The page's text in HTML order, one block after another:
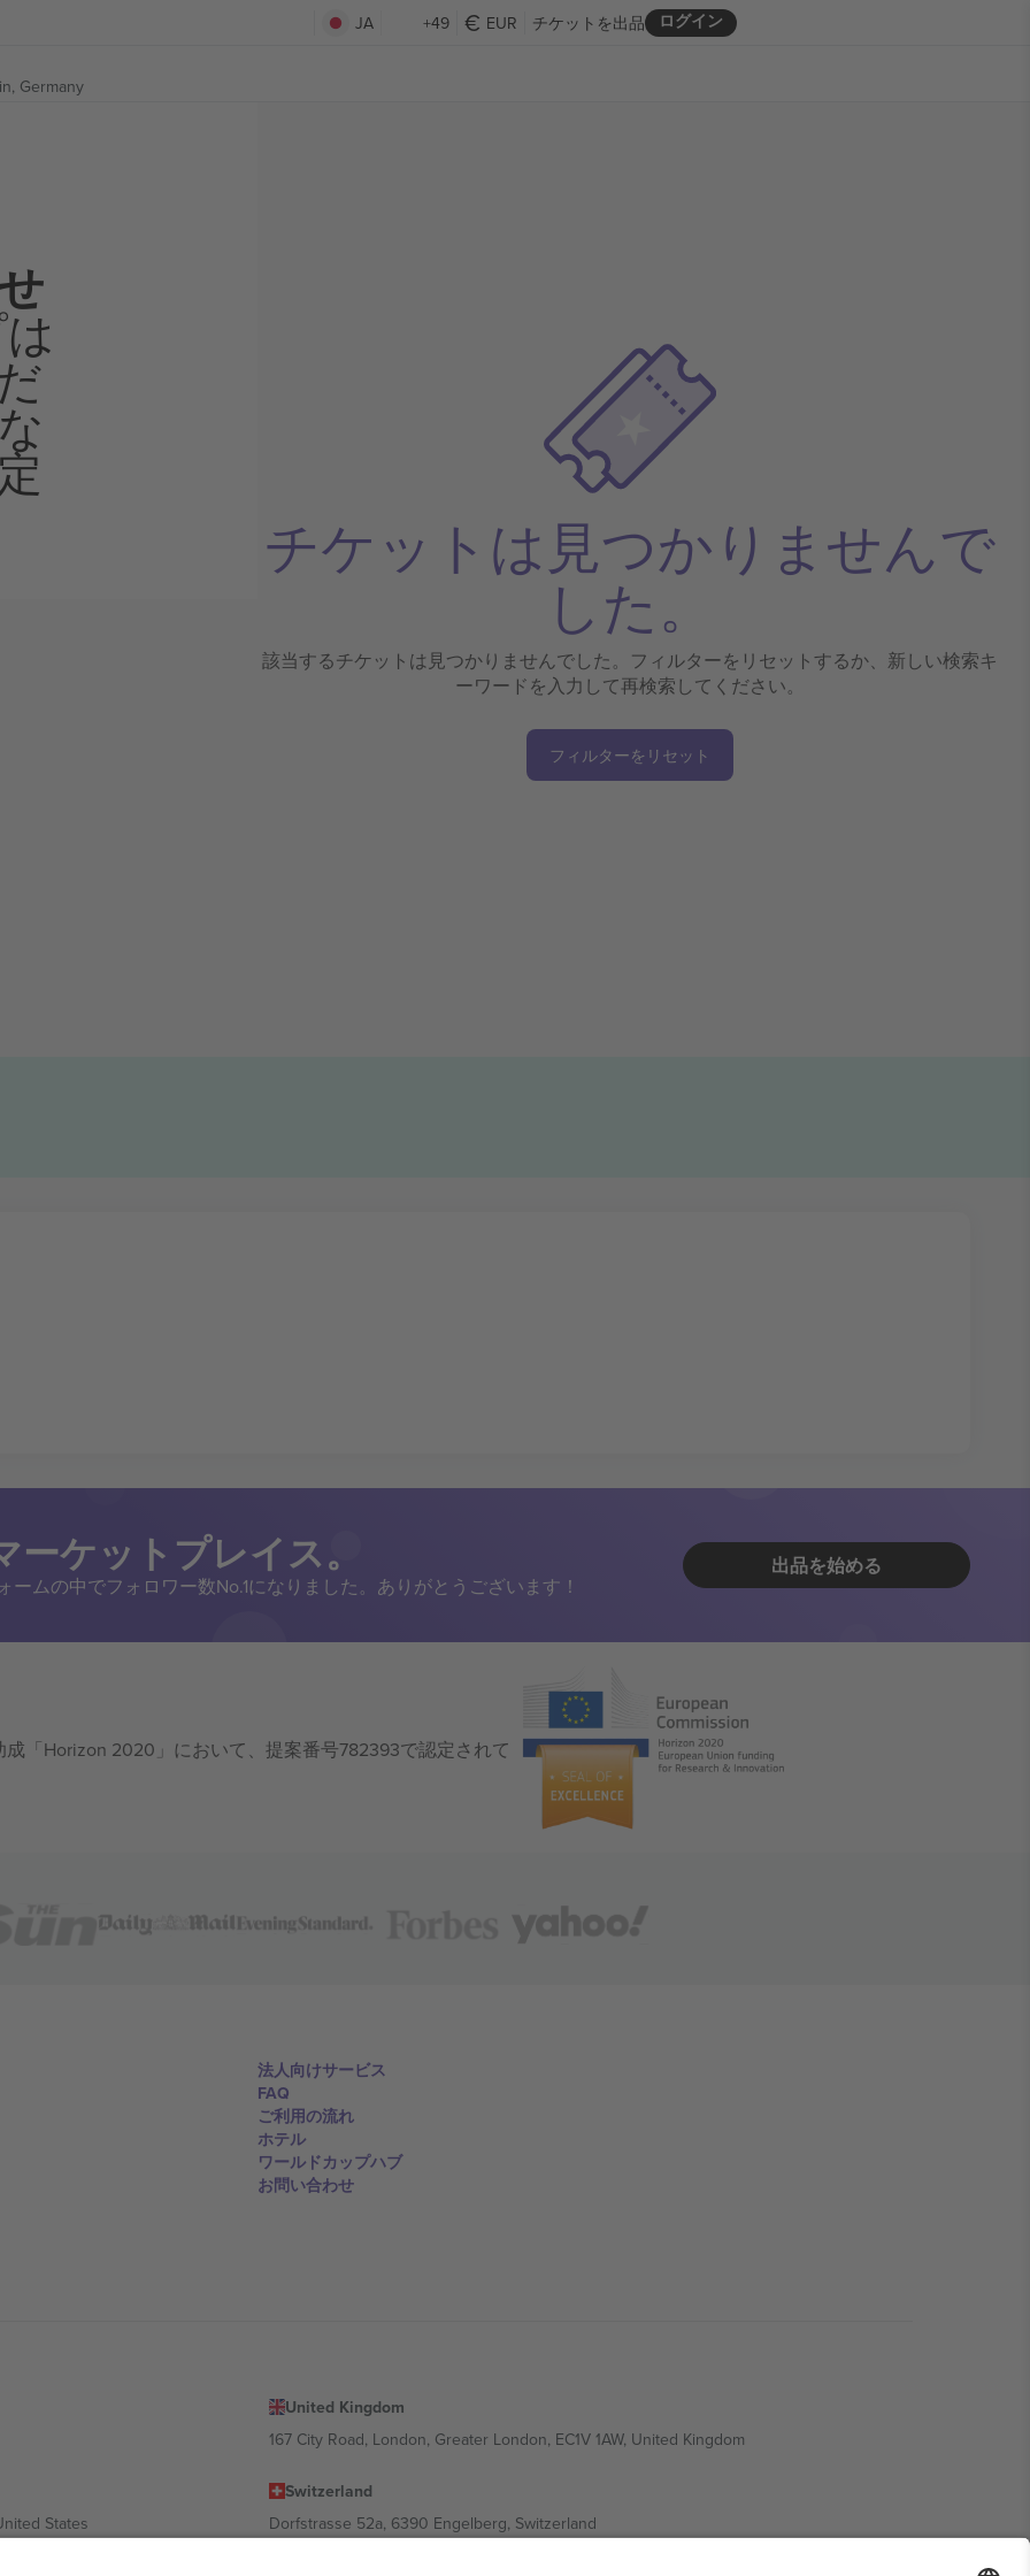
JA +49 EUR ログイン
チケットを出品
Germany
チケットは見つかりませんで
した。
該当するチケットは見つかりませんでした。フィルターをリセットするか、新しい検索キ
ーワードを入力して再検索してください。
フィルターをリセット
ケットプレイス。
ムの中でフォロワー数No.1になりました。ありがとうございます！
出品を始める
「Horizon 2020」において、提案番号782393で認定されて
法人向けサービス
FAQ
ご利用の流れ
ホテル
ワールドカップハブ
お問い合わせ
United Kingdom
167 City Road, London, Greater London, EC1V 1AW, United Kingdom
States
Switzerland
Dorfstrasse 52a, 6390 Engelberg, Switzerland